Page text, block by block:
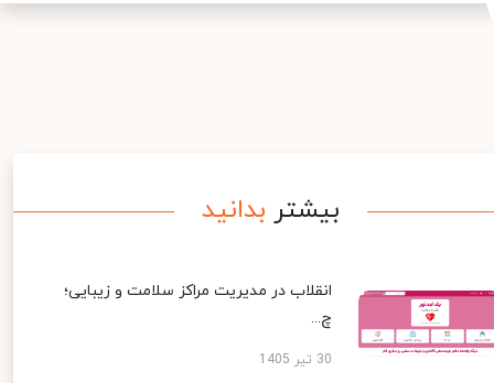
بیشتر بدانید
انقلاب در مدیریت مراکز سلامت و زیبایی؛
چ...
30 تیر 1405